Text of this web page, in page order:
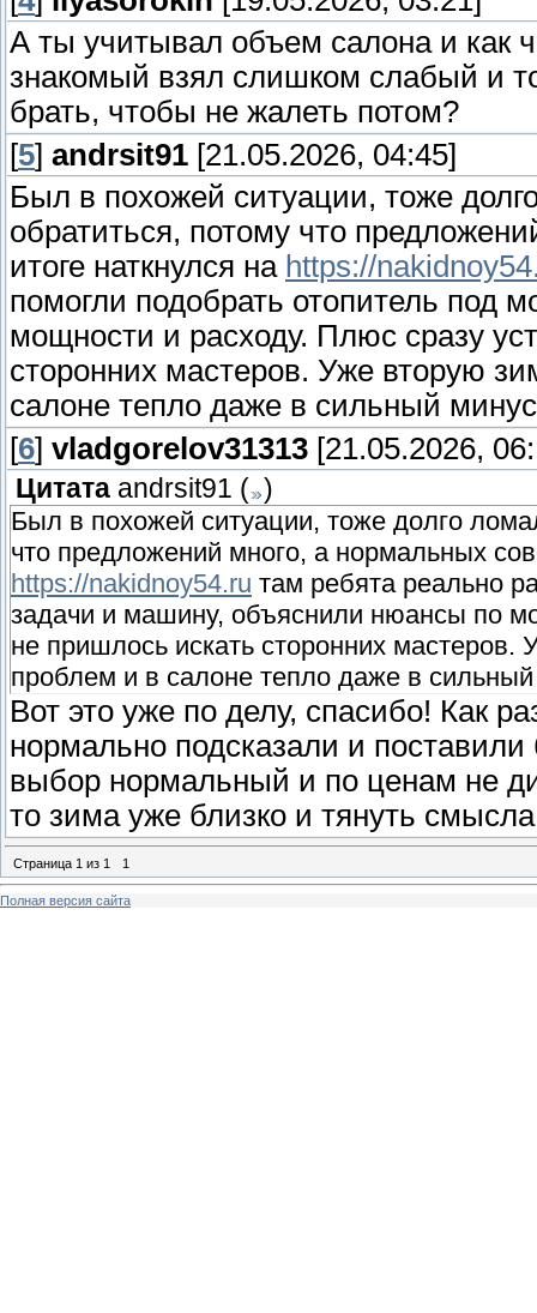
А ты учитывал объем салона и как
знакомый взял слишком слабый и
брать, чтобы не жалеть потом?
[5] andrsit91 [21.05.2026, 04:45]
Был в похожей ситуации, тоже
обратиться, потому что
итоге наткнулся на https://
помогли подобрать отопитель под
мощности и расходу. Плюс сразу
сторонних мастеров. Уже вторую
салоне тепло даже в сильный
[6] vladgorelov31313 [21.05.2026,
Цитата andrsit91 ( )
Был в похожей ситуации, тоже долго
что предложений много, а нормальных
https://nakidnoy54.ru там ребята реально
задачи и машину, объяснили нюансы по
не пришлось искать сторонних мастеров.
проблем и в салоне тепло даже в
Вот это уже по делу, спасибо! Как
нормально подсказали и поставили
выбор нормальный и по ценам не
то зима уже близко и тянуть
Страница 1 из 1 1
Полная версия сайта